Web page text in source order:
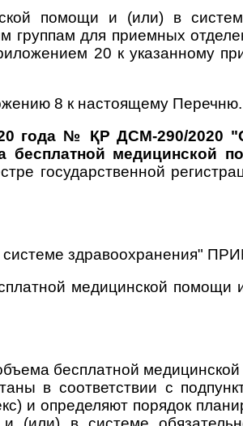
помощи и (или) в
группам для приемных
20 к указанному
8 к настоящему Перечню.
года № ҚР ДСМ-290/2020
бесплатной медицинской
государственной
и системе здравоохранения"
медицинской помощи
бесплатной
в соответствии с
и определяют порядок